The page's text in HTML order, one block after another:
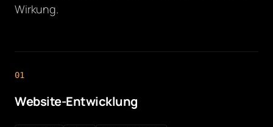
Wirkung.
01
Website-Entwicklung